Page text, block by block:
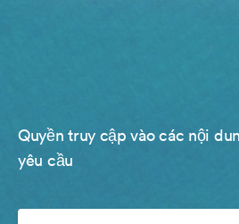
Quyền truy cập vào các nội
yêu cầu